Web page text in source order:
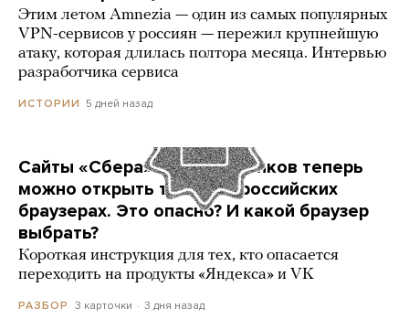
Этим летом Amnezia — один из самых популярных
VPN-сервисов у россиян — пережил крупнейшую
атаку, которая длилась полтора месяца. Интервью
разработчика сервиса
ИСТОРИИ 5 дней назад
Сайты «Сбера» и других банков теперь
можно открыть только в российских
браузерах. Это опасно? И какой браузер
выбрать?
Короткая инструкция для тех, кто опасается
переходить на продукты «Яндекса» и VK
РАЗБОР 3 карточки 3 дня назад